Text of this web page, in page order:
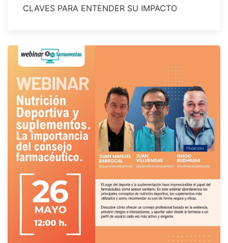
CLAVES PARA ENTENDER SU IMPACTO